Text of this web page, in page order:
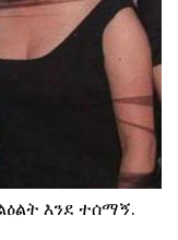
እንደ ተሰማኝ.